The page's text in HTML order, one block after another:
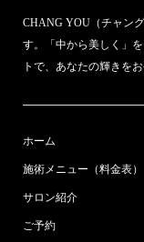
CHANG YOU（チャン
す。「中から美しく」
トで、あなたの輝きを
ホーム
施術メニュー（料金表）
サロン紹介
ご予約